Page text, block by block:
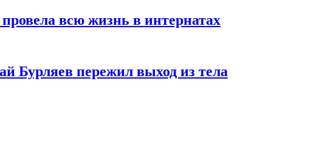
всю жизнь в интернатах
Бурляев пережил выход из тела